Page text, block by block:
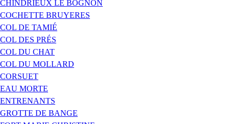
CHINDRIEUX LE BOGNON
COCHETTE BRUYERES
COL DE TAMIÉ
COL DES PRÉS
COL DU CHAT
COL DU MOLLARD
CORSUET
EAU MORTE
ENTRENANTS
GROTTE DE BANGE